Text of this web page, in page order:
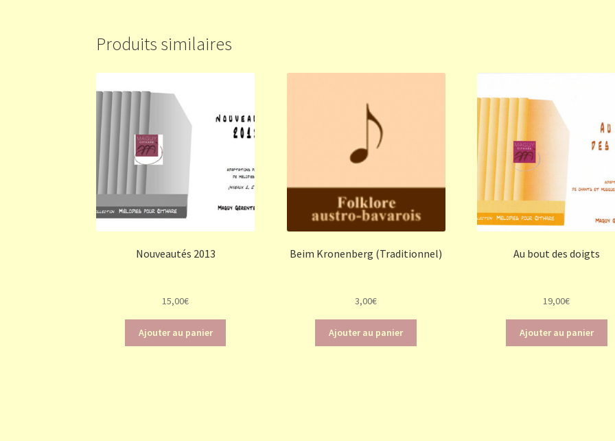
Produits similaires
Nouveautés 2013
15,00€
Ajouter au panier
Beim Kronenberg (Traditionnel)
3,00€
Ajouter au panier
Au bout des doigts
19,00€
Ajouter au panier